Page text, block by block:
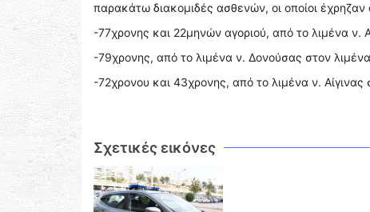
παρακάτω διακομιδές ασθενών, οι οποίοι
-77χρονης και 22μηνών αγοριού, από το λιμένα ν.
-79χρονης, από το λιμένα ν. Δονούσας στον
-72χρονου και 43χρονης, από το λιμένα ν.
Σχετικές εικόνες